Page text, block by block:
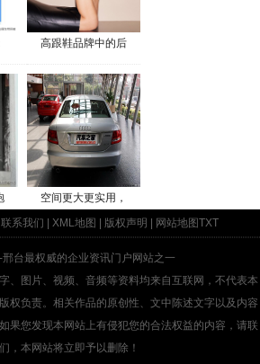
高跟鞋品牌中的后
空间更大更实用，
联系我们 XML地图 版权声明 网站地图TXT
-邢台最权威的企业资讯门户网站之一
、图片、视频、音频等资料均来自互联网，不代表本
权负责。相关作品的原创性、文中陈述文字以及内容
果您发现本网站上有侵犯您的合法权益的内容，请联
，本网站将立即予以删除！